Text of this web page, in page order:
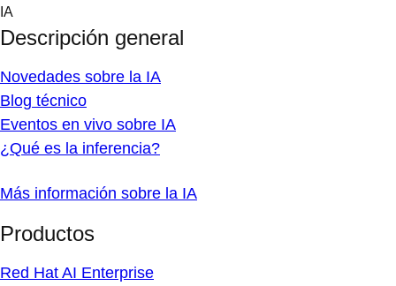
Skip
content
IA
Descripción general
Novedades sobre la IA
Blog técnico
Eventos en vivo sobre IA
¿Qué es la inferencia?
Más información sobre la IA
Productos
Red Hat AI Enterprise